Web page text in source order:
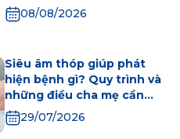
08/08/2026
Siêu âm thóp giúp phát
hiện bệnh gì? Quy trình và
những điều cha mẹ cần
biết29/07/2026